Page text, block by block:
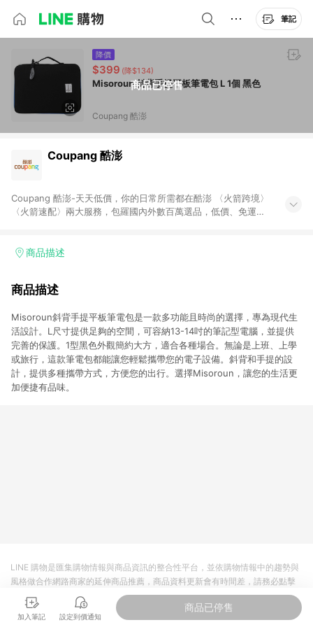
筆記
商品已停售
降價
$399 (降$134)
Misoroun 斜背手提平板筆電包 L 1個 黑色
Coupang 酷澎
Coupang 酷澎
Coupang 酷澎-天天低價，你的日常所需都在酷澎 〈火箭跨境〉
〈火箭速配〉兩大服務，包羅國內外數百萬選品，低價、免運，
加入WOW會員告別湊免運，火箭速配、火箭跨境優質選品不限金
商品描述
商品描述
Misoroun斜背手提平板筆電包是一款多功能且時尚的選擇，專為現代生
活設計。L尺寸提供足夠的空間，可容納13-14吋的筆記型電腦，並提供
完善的保護。1型黑色外觀簡約大方，適合各種場合。無論是上班、上學
或旅行，這款筆電包都能讓您輕鬆攜帶您的電子設備。斜背和手提的設
計，提供多種攜帶方式，方便您的出行。選擇Misoroun，讓您的生活更
加便捷有品味。
加入筆記 設定到價通知
商品已停售
LINE 購物是匯集購物情報與商品資訊的整合性平台，並依購物情報中的趨勢與
風格做合作網路商家的延伸商品推薦，商品資料更新會有時間差，請務必點擊
商品至各合作網路商家，確認現售價與購物條件，一切資訊以合作廠商網頁為
準。